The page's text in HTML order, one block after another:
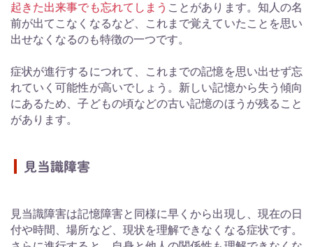
起きた出来事でも忘れてしまう ことがあります。知人の名
前が出てこなくなるなど、これまで覚えていたことを思い
出せなくなるのも特徴の一つです。
症状が進行するにつれて、これまでの記憶を思い出せず忘
れていく可能性が高いでしょう。新しい記憶から失う傾向
にあるため、子どもの頃などの古い記憶のほうが残ること
があります。
見当識障害
見当識障害は記憶障害と同様に早くから出現し、現在の日
付や時間、場所など、現状を理解できなくなる症状です。